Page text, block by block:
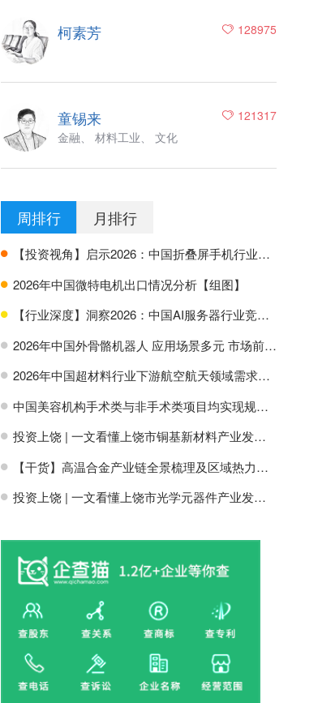
128975
柯素芳
121317
童锡来
金融、 材料工业、 文化
周排行 月排行
H 【投资视角】启示2026：中国折叠屏手机行业投融资及兼并重组分析
H 2026年中国微特电机出口情况分析【组图】
H 【行业深度】洞察2026：中国AI服务器行业竞争格局及市场份额
H 2026年中国外骨骼机器人 应用场景多元 市场前景广阔【组图】
H 2026年中国超材料行业下游航空航天领域需求分析【组图】
H 中国美容机构手术类与非手术类项目均实现规模增长【组图】
H 投资上饶 | 一文看懂上饶市铜基新材料产业发展现状与投资机会前瞻
H 【干货】高温合金产业链全景梳理及区域热力地图
H 投资上饶 | 一文看懂上饶市光学元器件产业发展现状与投资机会前瞻